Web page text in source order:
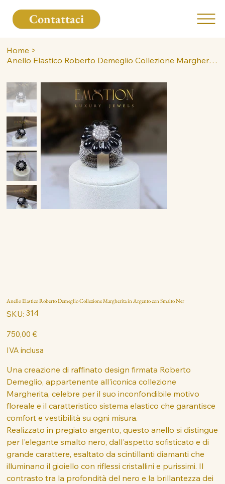
Contattaci
Home >
Anello Elastico Roberto Demeglio Collezione Margherita in Argento con Smalto Ner
Anello Elastico Roberto Demeglio Collezione Margherita in Argento con Smalto Ner
SKU: SKU
314
314
Prezzo
750,00 €
IVA inclusa
Una creazione di raffinato design firmata Roberto
Demeglio, appartenente all'iconica collezione
Margherita, celebre per il suo inconfondibile motivo
floreale e il caratteristico sistema elastico che garantisce
comfort e vestibilità su ogni misura.
Realizzato in pregiato argento, questo anello si distingue
per l'elegante smalto nero, dall'aspetto sofisticato e di
grande carattere, esaltato da scintillanti diamanti che
illuminano il gioiello con riflessi cristallini e purissimi. Il
contrasto tra la profondità del nero e la brillantezza dei